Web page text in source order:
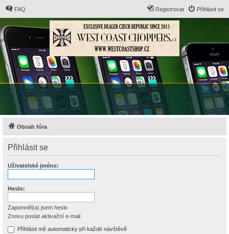
FAQ Přihlásit se
Registrovat
Obsah fóra
Přihlásit se
Uživatelské jméno:
Heslo:
Zapomněl(a) jsem heslo
Znovu poslat aktivační e-mail
Přihlásit mě automaticky při každé návštěvě